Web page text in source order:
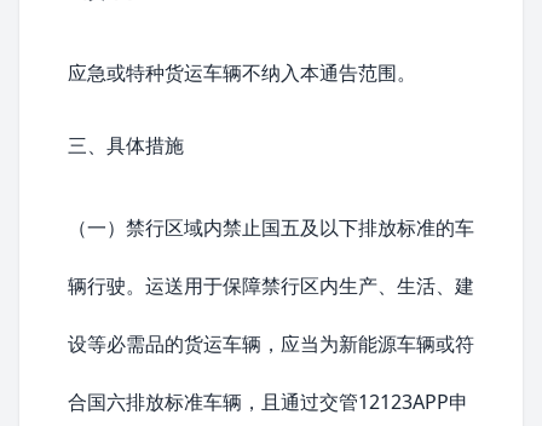
应急或特种货运车辆不纳入本通告范围。
三、具体措施
（一）禁行区域内禁止国五及以下排放标准的车
辆行驶。运送用于保障禁行区内生产、生活、建
设等必需品的货运车辆，应当为新能源车辆或符
合国六排放标准车辆，且通过交管12123APP申